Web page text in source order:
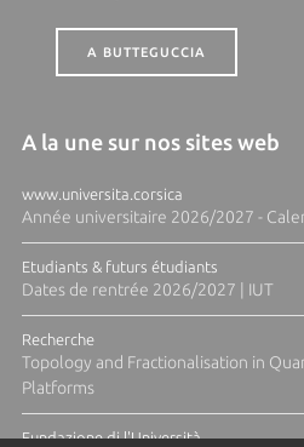
A BUTTEGUCCIA
A la une sur nos sites web
www.universita.corsica
Année universitaire 2026/2027 -
Etudiants & futurs étudiants
Dates de rentrée 2026/2027 | IUT
Recherche
Topology and Fractionalisation in
Platforms
Fundazione di l'Università